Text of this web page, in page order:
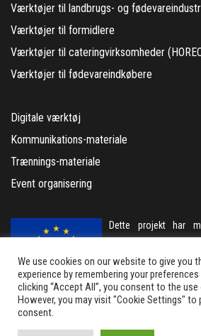
Værktøjer til landbrugs- og
Værktøjer til formidlere
Værktøjer til cateringvirksomheder
Værktøjer til fødevareindkøbere
Digitale værktøj
Kommunikations-materiale
Trænnings-materiale
Event organisering
Dette projekt har
innovation under
Copyright agroBRIDGES Consortium 2022
We use cookies on our website to give you
experience by remembering your
clicking “Accept All”, you consent to the
However, you may visit "Cookie Settings" to
consent.